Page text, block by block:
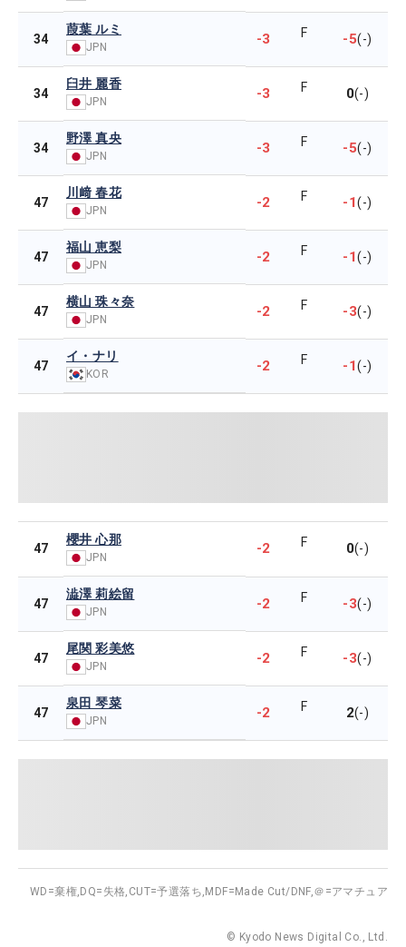
34
葭葉 ルミ
JPN -3 F -5(-)
34
臼井 麗香
JPN -3 F 0(-)
34
野澤 真央
JPN -3 F -5(-)
47
川﨑 春花
JPN -2 F -1(-)
47
福山 恵梨
JPN -2 F -1(-)
47
横山 珠々奈
JPN -2 F -3(-)
47
イ・ナリ
KOR -2 F -1(-)
47
櫻井 心那
JPN
-2 F 0(-)
47
澁澤 莉絵留
JPN -2 F -3(-)
47
尾関 彩美悠
JPN -2 F -3(-)
47
泉田 琴菜
JPN -2 F 2(-)
WD=棄権, DQ=失格, CUT=予選落ち, MDF=Made Cut/DNF,＠=アマチュア
© Kyodo News Digital Co., Ltd.